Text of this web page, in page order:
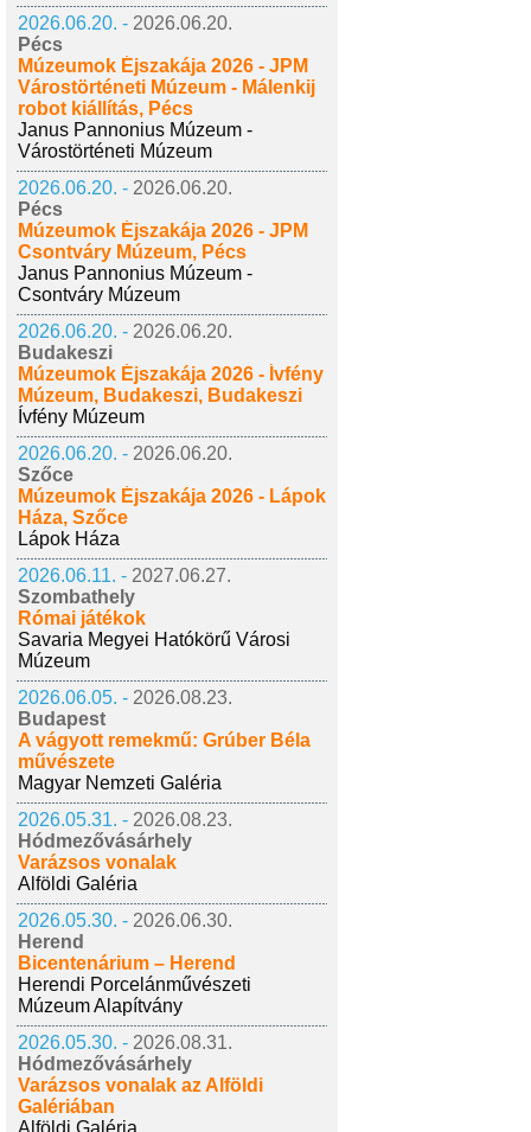
2026.06.20. - 2026.06.20.
Pécs
Múzeumok Éjszakája 2026 - JPM
Várostörténeti Múzeum - Málenkij
robot kiállítás, Pécs
Janus Pannonius Múzeum -
Várostörténeti Múzeum
2026.06.20. - 2026.06.20.
Pécs
Múzeumok Éjszakája 2026 - JPM
Csontváry Múzeum, Pécs
Janus Pannonius Múzeum -
Csontváry Múzeum
2026.06.20. - 2026.06.20.
Budakeszi
Múzeumok Éjszakája 2026 - Ívfény
Múzeum, Budakeszi, Budakeszi
Ívfény Múzeum
2026.06.20. - 2026.06.20.
Szőce
Múzeumok Éjszakája 2026 - Lápok
Háza, Szőce
Lápok Háza
2026.06.11. - 2027.06.27.
Szombathely
Római játékok
Savaria Megyei Hatókörű Városi
Múzeum
2026.06.05. - 2026.08.23.
Budapest
A vágyott remekmű: Grúber Béla
művészete
Magyar Nemzeti Galéria
2026.05.31. - 2026.08.23.
Hódmezővásárhely
Varázsos vonalak
Alföldi Galéria
2026.05.30. - 2026.06.30.
Herend
Bicentenárium – Herend
Herendi Porcelánművészeti
Múzeum Alapítvány
2026.05.30. - 2026.08.31.
Hódmezővásárhely
Varázsos vonalak az Alföldi
Galériában
Alföldi Galéria